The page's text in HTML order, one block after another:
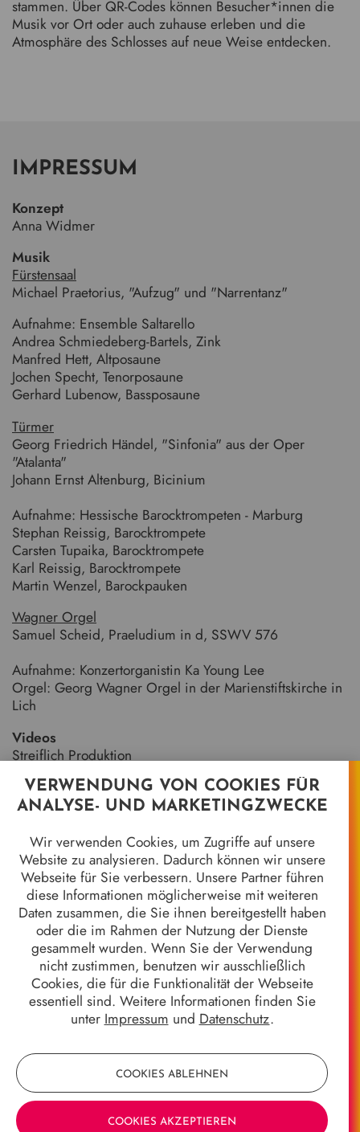
stammen. Über QR-Codes können Besucher*innen die
Musik vor Ort oder auch zuhause erleben und die
Atmosphäre des Schlosses auf neue Weise entdecken.
IMPRESSUM
Konzept
Anna Widmer
Musik
Fürstensaal
Michael Praetorius, "Aufzug" und "Narrentanz"
Aufnahme: Ensemble Saltarello
Andrea Schmiedeberg-Bartels, Zink
Manfred Hett, Altposaune
Jochen Specht, Tenorposaune
Gerhard Lubenow, Bassposaune
Türmer
Georg Friedrich Händel, "Sinfonia" aus der Oper
"Atalanta"
Johann Ernst Altenburg, Bicinium
Aufnahme: Hessische Barocktrompeten - Marburg
Stephan Reissig, Barocktrompete
Carsten Tupaika, Barocktrompete
Karl Reissig, Barocktrompete
Martin Wenzel, Barockpauken
Wagner Orgel
Samuel Scheid, Praeludium in d, SSWV 576
Aufnahme: Konzertorganistin Ka Young Lee
Orgel: Georg Wagner Orgel in der Marienstiftskirche in
Lich
Videos
Streiflich Produktion
VERWENDUNG VON COOKIES FÜR
ANALYSE- UND MARKETINGZWECKE
Wir verwenden Cookies, um Zugriffe auf unsere
Website zu analysieren. Dadurch können wir unsere
Webseite für Sie verbessern. Unsere Partner führen
diese Informationen möglicherweise mit weiteren
Daten zusammen, die Sie ihnen bereitgestellt haben
oder die im Rahmen der Nutzung der Dienste
gesammelt wurden. Wenn Sie der Verwendung
nicht zustimmen, benutzen wir ausschließlich
Cookies, die für die Funktionalität der Webseite
essentiell sind. Weitere Informationen finden Sie
unter Impressum und Datenschutz.
COOKIES ABLEHNEN
COOKIES AKZEPTIEREN
Unsere Kontaktdaten
Magistrat der Universitätsstadt Marburg
Fachdienst Kultur
Gerhard-Jahn-Platz 1
35037 Marburg
E-Mail:kultur@marburg-stadt.de
Quicklinks